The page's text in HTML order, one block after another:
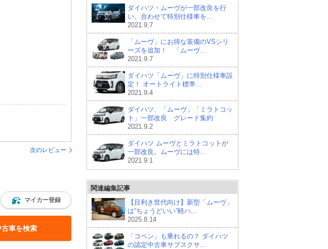
次のレビュー
マイカー登録
古車を検索
ダイハツ・ムーヴが一部改良を行
い、合わせて特別仕様車を...
2021.9.7
「ムーヴ」にお得な装備のVSシリ
ーズを追加！ 「ムーヴ...
2021.9.7
ダイハツ「ムーヴ」に特別仕様車設
定！ オートライト標準...
2021.9.4
ダイハツ、「ムーヴ」「ミラトコッ
ト」一部改良 グレード集約
2021.9.2
ダイハツ ムーヴとミラトコットが
一部改良。ムーヴには特...
2021.9.1
関連編集記事
【目利き世代向け】新型「ムーヴ」
は“ちょうどいい”軽ハ...
2025.8.14
「コペン」も乗れるの？ ダイハツ
の認定中古車サブスクサ...